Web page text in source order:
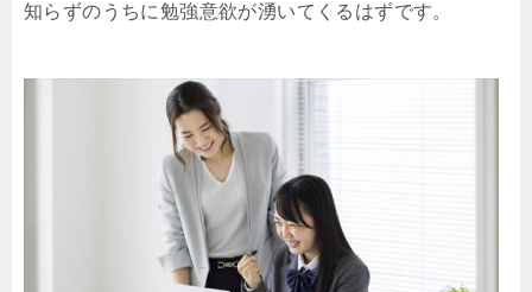
知らずのうちに勉強意欲が湧いてくるはずです。